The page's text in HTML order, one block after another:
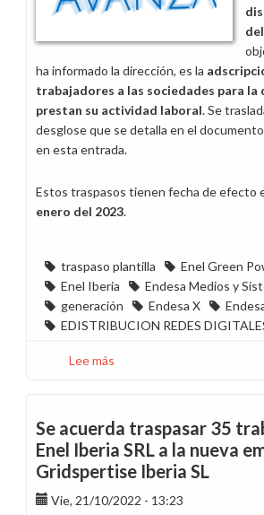
ha informado la dirección, es la
trabajadores a las sociedades para la
prestan su actividad laboral. Se
desglose que se detalla en el
en esta entrada.
Estos traspasos tienen fecha de efecto
enero del 2023.
traspaso plantilla
Enel Green
Enel Iberia
Endesa Medios y
generación
Endesa X
EDISTRIBUCION REDES
Lee más
traspaso
de
127
trabajadores
entre
Se acuerda traspasar 35
Enel Iberia SRL a la nueva
Gridspertise Iberia SL
Vie, 21/10/2022 - 13:23